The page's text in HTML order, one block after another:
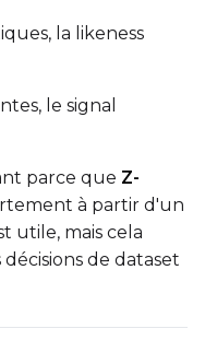
You have no
The Target Dataset
come back here.
la likeness
le signal
parce que Z-
à partir d'un
utile, mais cela
de dataset